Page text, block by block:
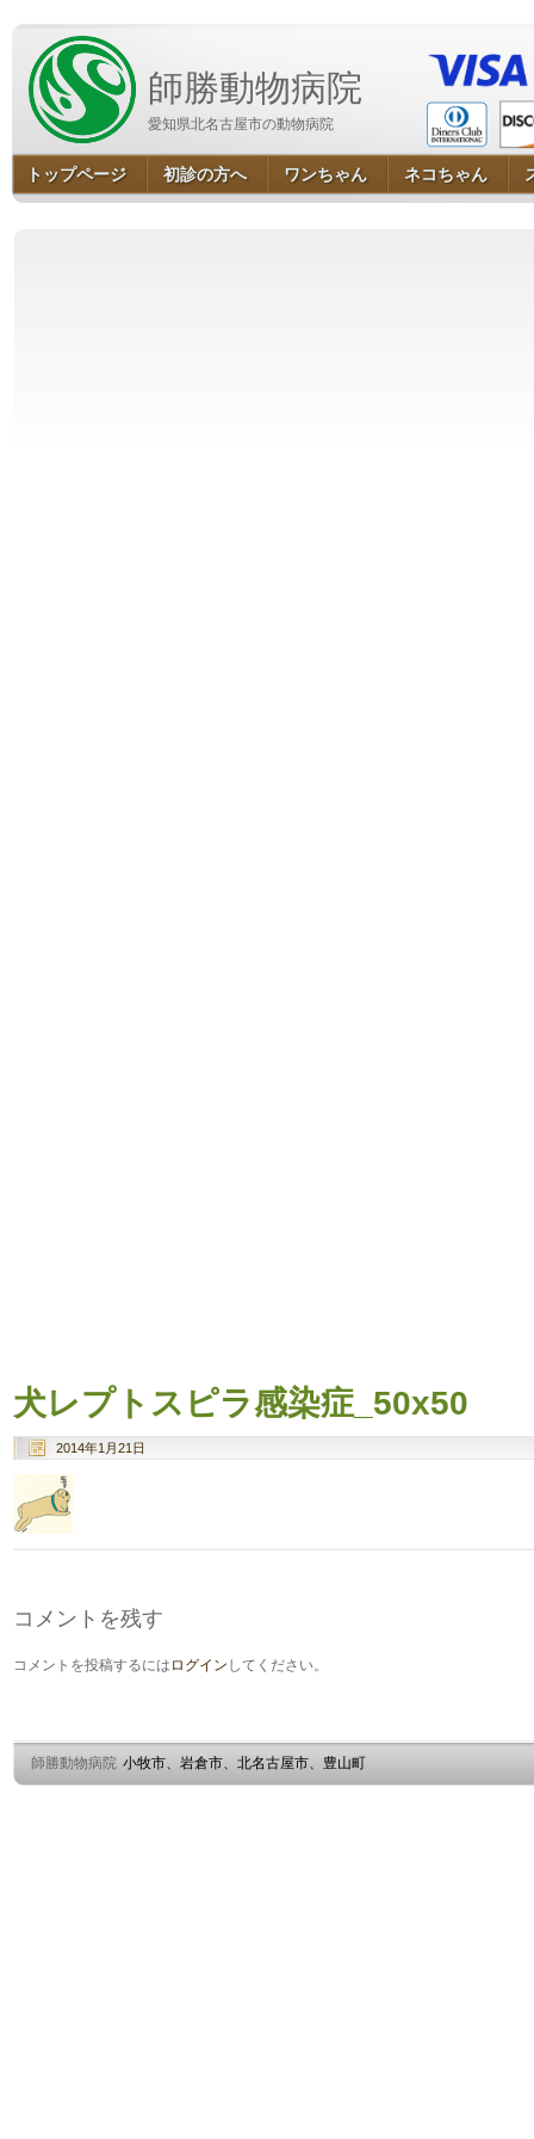
師勝動物病院
愛知県北名古屋市の動物病院
トップページ 初診の方へ ワンちゃん ネコちゃん
犬レプトスピラ感染症_50x50
2014年1月21日
コメントを残す
コメントを投稿するには ログイン してください。
師勝動物病院 小牧市、岩倉市、北名古屋市、豊山町